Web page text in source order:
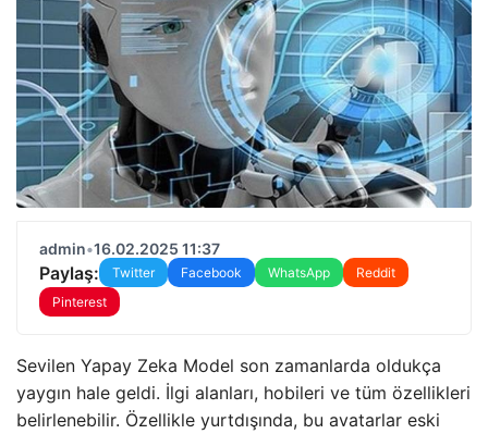
admin•16.02.2025 11:37
Paylaş: Twitter Facebook WhatsApp
Reddit
Pinterest
Sevilen Yapay Zeka Model son zamanlarda oldukça
yaygın hale geldi. İlgi alanları, hobileri ve tüm özellikleri
belirlenebilir. Özellikle yurtdışında, bu avatarlar eski